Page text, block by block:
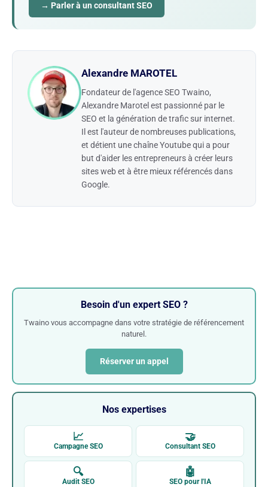
→ Parler à un consultant SEO
Alexandre MAROTEL
Fondateur de l'agence SEO Twaino,
Alexandre Marotel est passionné par le
SEO et la génération de trafic sur internet.
Il est l'auteur de nombreuses publications,
et détient une chaîne Youtube qui a pour
but d'aider les entrepreneurs à créer leurs
sites web et à être mieux référencés dans
Google.
Besoin d'un expert SEO ?
Twaino vous accompagne dans votre stratégie de référencement
naturel.
Réserver un appel
Nos expertises
📈
Campagne SEO
🤝
Consultant SEO
🔍
Audit SEO
🤖
SEO pour l'IA